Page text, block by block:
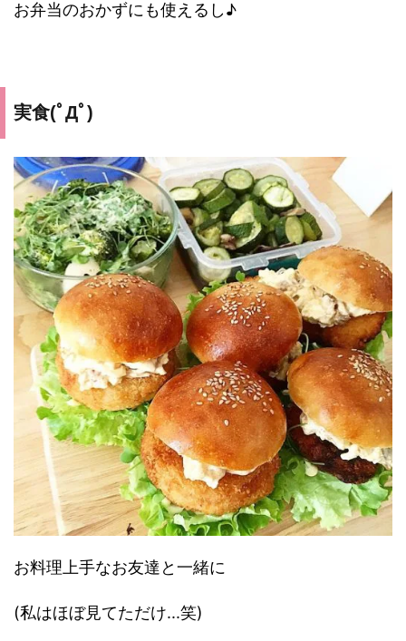
お弁当のおかずにも使えるし♪
実食(ﾟДﾟ)
お料理上手なお友達と一緒に
(私はほぼ見てただけ...笑)